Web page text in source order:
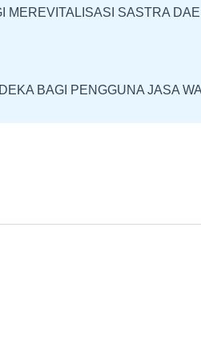
MEREVITALISASI SASTRA
BAGI PENGGUNA JASA